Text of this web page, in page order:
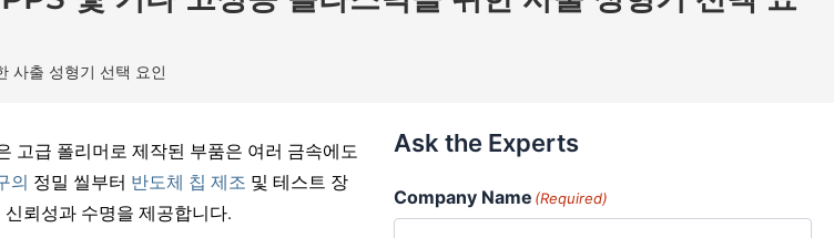
출 성형기 선택 요인
고급 폴리머로 제작된 부품은 여러 금속에도
의 정밀 씰부터 반도체 칩 제조 및 테스트 장
뢰성과 수명을 제공합니다.
Ask the Experts
Company Name (Required)